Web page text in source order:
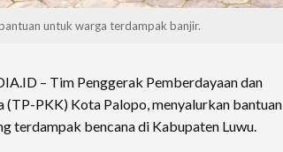
untuk warga terdampak banjir.
– Tim Penggerak Pemberdayaan dan
(TP-PKK) Kota Palopo, menyalurkan bantuan
terdampak bencana di Kabupaten Luwu.